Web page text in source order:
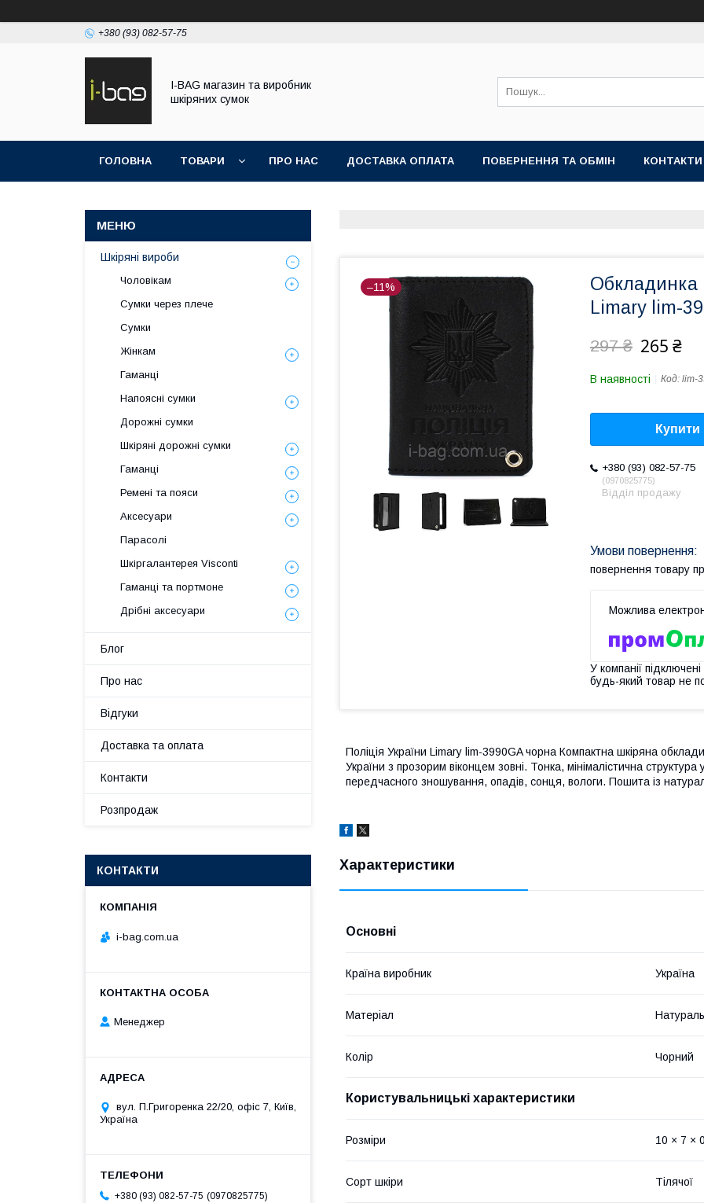
+380 (93) 082-57-75
I-BAG магазин та виробник
шкіряних сумок
ГОЛОВНА ТОВАРИ ПРО НАС ДОСТАВКА ОПЛАТА ПОВЕРНЕННЯ ТА ОБМІН КОНТАКТИ
–11%
Обкладинка
Limary lim-
297 ₴ 265 ₴
В наявності Код: lim-
Купити
+380 (93) 082-57-75
0970825775
Відділ продажу
повернення товару
У компанії
будь-який товар не
Поліція України Limary lim-3990GA чорна Компактна шкіряна
України з прозорим віконцем зовні. Тонка, мінімалістична
передчасного зношування, опадів, сонця, вологи. Пошита із
Характеристики
Основні
Країна виробник Україна
Матеріал
Колір Чорний
Користувальницькі характеристики
Розміри 10 × 7 ×
Сорт шкіри Тілячої
Шкіряні вироби
Чоловікам
Сумки через плече
Сумки
Жінкам
Гаманці
Напоясні сумки
Дорожні сумки
Шкіряні дорожні сумки
Гаманці
Ремені та пояси
Аксесуари
Парасолі
Шкіргалантерея Visconti
Гаманці та портмоне
Дрібні аксесуари
Блог
Про нас
Відгуки
Доставка та оплата
Контакти
Розпродаж
КОНТАКТИ
i-bag.com.ua
Менеджер
вул. П.Григоренка 22/20, офіс 7, Київ,
Україна
+380 (93) 082-57-75
0970825775